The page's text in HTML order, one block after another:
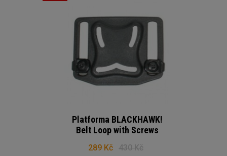
Platforma BLACKHAWK!
Belt Loop with Screws
289 Kč 430 Kč